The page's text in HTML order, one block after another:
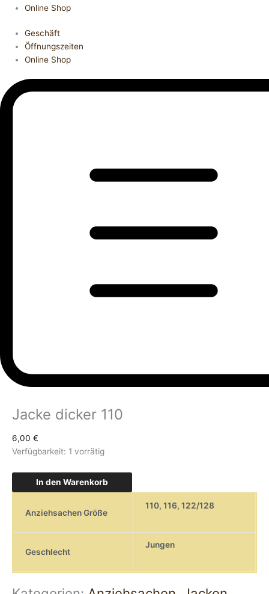
Online Shop
Geschäft
Öffnungszeiten
Online Shop
Jacke dicker 110
6,00 €
Verfügbarkeit: 1 vorrätig
In den Warenkorb
Anziehsachen Größe
110, 116, 122/128
Geschlecht
Jungen